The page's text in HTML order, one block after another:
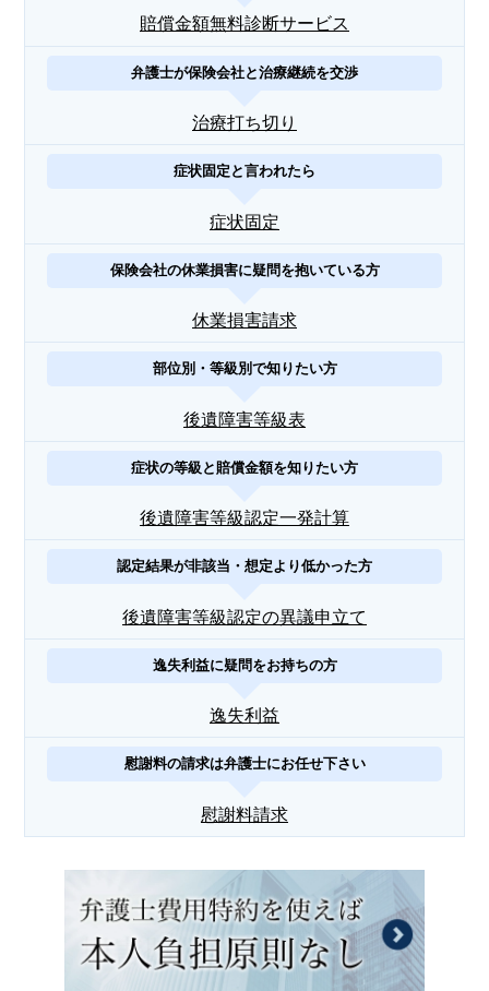
賠償金額無料診断サービス
弁護士が保険会社と治療継続を交渉
治療打ち切り
症状固定と言われたら
症状固定
保険会社の休業損害に疑問を抱いている方
休業損害請求
部位別・等級別で知りたい方
後遺障害等級表
症状の等級と賠償金額を知りたい方
後遺障害等級認定一発計算
認定結果が非該当・想定より低かった方
後遺障害等級認定の異議申立て
逸失利益に疑問をお持ちの方
逸失利益
慰謝料の請求は弁護士にお任せ下さい
慰謝料請求